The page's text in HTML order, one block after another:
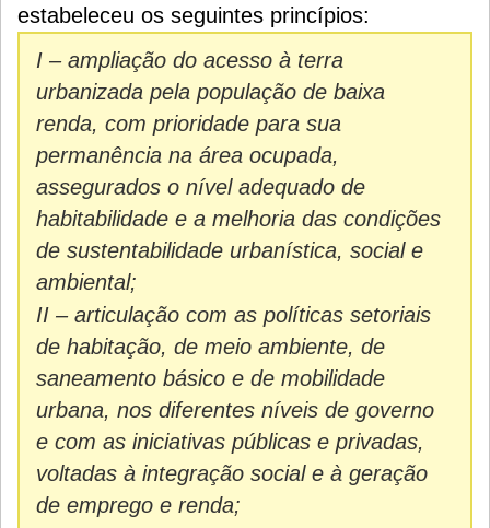
estabeleceu os seguintes princípios:
I – ampliação do acesso à terra
urbanizada pela população de baixa
renda, com prioridade para sua
permanência na área ocupada,
assegurados o nível adequado de
habitabilidade e a melhoria das condições
de sustentabilidade urbanística, social e
ambiental;
II – articulação com as políticas setoriais
de habitação, de meio ambiente, de
saneamento básico e de mobilidade
urbana, nos diferentes níveis de governo
e com as iniciativas públicas e privadas,
voltadas à integração social e à geração
de emprego e renda;